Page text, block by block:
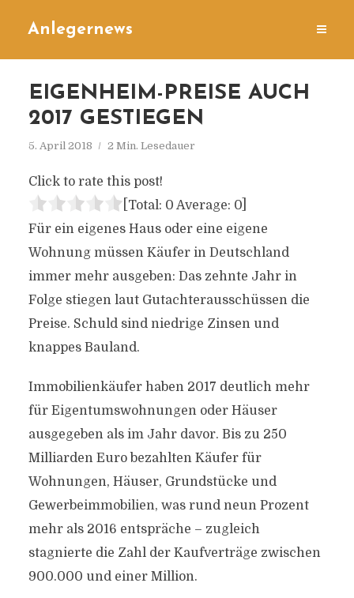
Anlegernews
EIGENHEIM-PREISE AUCH
2017 GESTIEGEN
5. April 2018 2 Min. Lesedauer
Click to rate this post!
[Total: 0 Average: 0]
Für ein eigenes Haus oder eine eigene
Wohnung müssen Käufer in Deutschland
immer mehr ausgeben: Das zehnte Jahr in
Folge stiegen laut Gutachterausschüssen die
Preise. Schuld sind niedrige Zinsen und
knappes Bauland.
Immobilienkäufer haben 2017 deutlich mehr
für Eigentumswohnungen oder Häuser
ausgegeben als im Jahr davor. Bis zu 250
Milliarden Euro bezahlten Käufer für
Wohnungen, Häuser, Grundstücke und
Gewerbeimmobilien, was rund neun Prozent
mehr als 2016 entspräche – zugleich
stagnierte die Zahl der Kaufverträge zwischen
900.000 und einer Million.